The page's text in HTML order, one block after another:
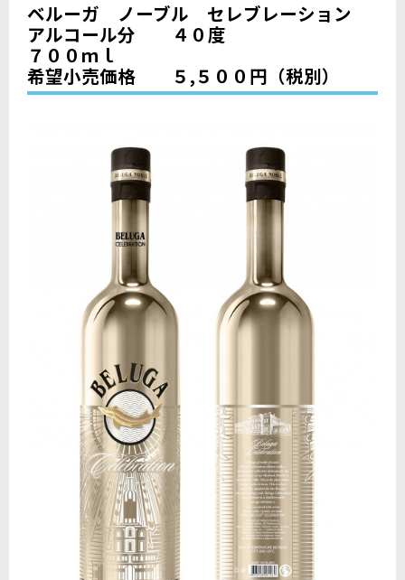
ベルーガ ノーブル セレブレーション
アルコール分 ４０度
７００ｍｌ
希望小売価格 ５,５００円（税別）